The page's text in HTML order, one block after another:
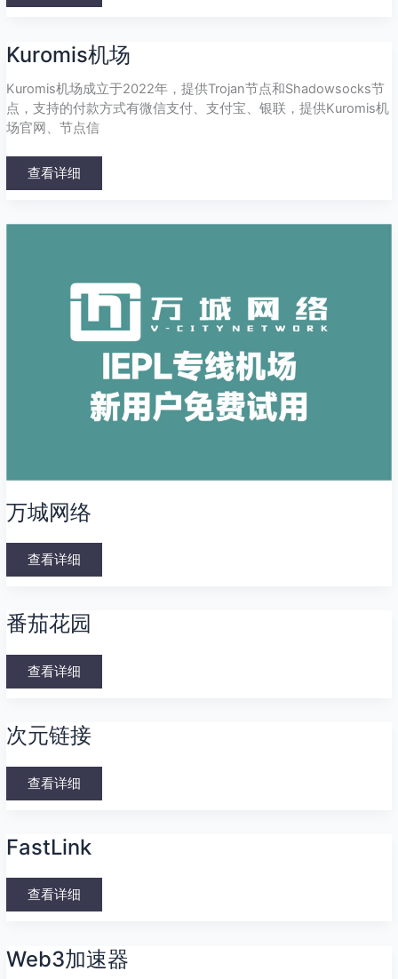
Kuromis机场
Kuromis机场成立于2022年，提供Trojan节点和Shadowsocks节
点，支持的付款方式有微信支付、支付宝、银联，提供Kuromis机
场官网、节点信
Kuromis
机
查看详细
万城网络
万
查看详细
番茄花园
番
茄
园
查看详细
次元链接
次
元
接
查看详细
FastLink
FastLink
查看详细
Web3加速器
Web3
加